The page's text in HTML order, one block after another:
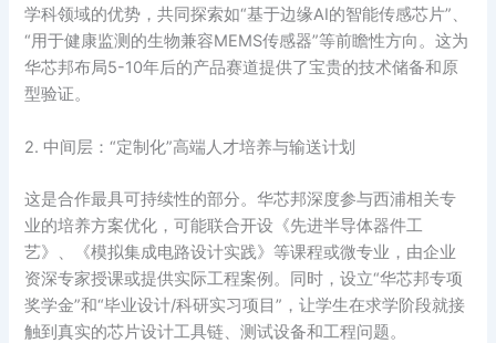
学科领域的优势，共同探索如“基于边缘AI的智能传感芯片”、
“用于健康监测的生物兼容MEMS传感器”等前瞻性方向。这为
华芯邦布局5-10年后的产品赛道提供了宝贵的技术储备和原
型验证。
2. 中间层：“定制化”高端人才培养与输送计划
这是合作最具可持续性的部分。华芯邦深度参与西浦相关专
业的培养方案优化，可能联合开设《先进半导体器件工
艺》、《模拟集成电路设计实践》等课程或微专业，由企业
资深专家授课或提供实际工程案例。同时，设立“华芯邦专项
奖学金”和“毕业设计/科研实习项目”，让学生在求学阶段就接
触到真实的芯片设计工具链、测试设备和工程问题。